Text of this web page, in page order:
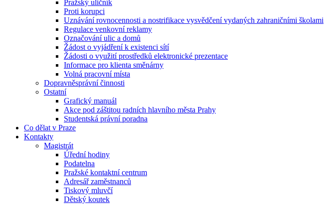
Pražský uličník
Proti korupci
Uznávání rovnocennosti a nostrifikace vysvědčení vydaných zahraničními školami
Regulace venkovní reklamy
Označování ulic a domů
Žádost o vyjádření k existenci sítí
Žádosti o využití prostředků elektronické prezentace
Informace pro klienta směnárny
Volná pracovní místa
Dopravněsprávní činnosti
Ostatní
Grafický manuál
Akce pod záštitou radních hlavního města Prahy
Studentská právní poradna
Co dělat v Praze
Kontakty
Magistrát
Úřední hodiny
Podatelna
Pražské kontaktní centrum
Adresář zaměstnanců
Tiskový mluvčí
Dětský koutek